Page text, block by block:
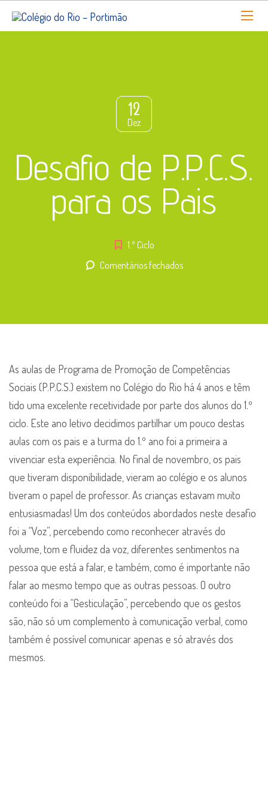
12
Dez
Desafio de P.P.C.S.
para os Pais
1.º Ciclo
Comentários fechadosem
Pais
As aulas de Programa de Promoção de Competências
Sociais (P.P.C.S.) existem no Colégio do Rio há 4 anos e têm
tido uma excelente recetividade por parte dos alunos do 1.º
ciclo. Este ano letivo decidimos partilhar um pouco destas
aulas com os pais e a turma do 1.º ano foi a primeira a
vivenciar esta experiência. No final de novembro, os pais
que tiveram disponibilidade, vieram ao colégio e os alunos
tiveram o papel de professor. As crianças estavam muito
entusiasmadas! Um dos conteúdos abordados neste desafio
foi a “Voz”, percebendo como reconhecer através do
volume, tom e fluidez da voz, diferentes sentimentos na
pessoa que está a falar, e também, como é importante não
falar ao mesmo tempo que as outras pessoas. O outro
conteúdo foi a “Gesticulação”, percebendo que os gestos
são, não só um complemento à comunicação verbal, como
também é possível comunicar apenas e só através dos
mesmos.